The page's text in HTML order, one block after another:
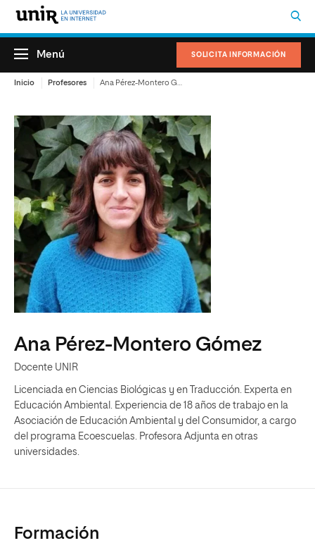
SOLICITA INFORMACIÓN
Menú
Inicio Profesores
Ana Pérez-Montero Gómez
Docente UNIR
Licenciada en Ciencias Biológicas y en Traducción. Experta en
Educación Ambiental. Experiencia de 18 años de trabajo en la
Asociación de Educación Ambiental y del Consumidor, a cargo
del programa Ecoescuelas. Profesora Adjunta en otras
universidades.
Formación